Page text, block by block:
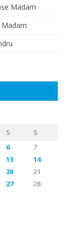
Madam
S
S
6
7
13
14
20
21
27
28